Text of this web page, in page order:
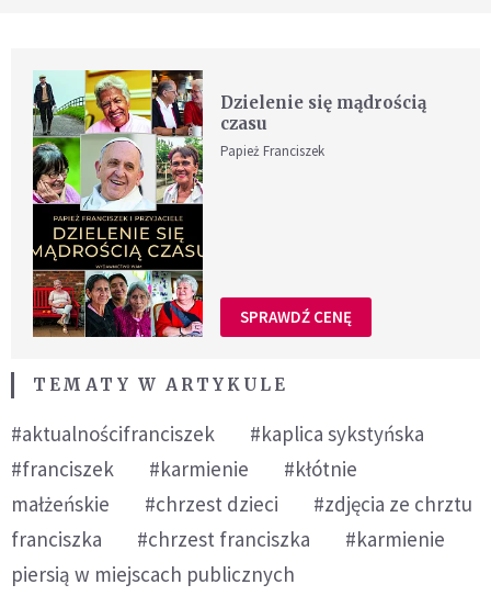
Dzielenie się mądrością
czasu
Papież Franciszek
SPRAWDŹ CENĘ
TEMATY W ARTYKULE
#aktualnościfranciszek
#kaplica sykstyńska
#franciszek
#karmienie
#kłótnie
małżeńskie
#chrzest dzieci
#zdjęcia ze chrztu
franciszka
#chrzest franciszka
#karmienie
piersią w miejscach publicznych